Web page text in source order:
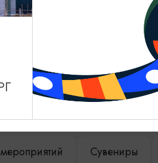
Сувениры